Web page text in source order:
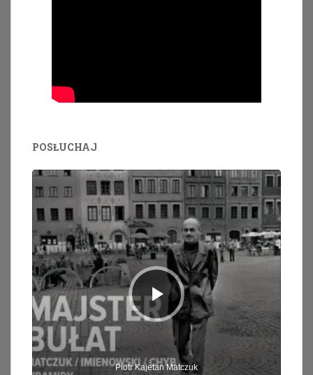
POSŁUCHAJ
Odtwarzacz
dźwiękowych
Piotr Kajetan Matczuk